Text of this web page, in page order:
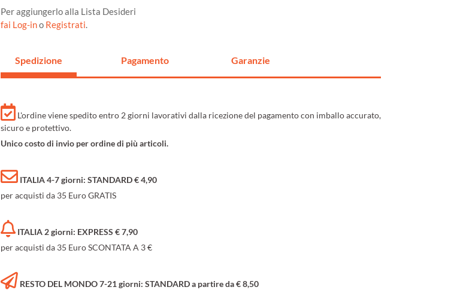
Per aggiungerlo alla Lista Desideri
fai Log-ino Registrati.
Spedizione Pagamento Garanzie
L'ordine viene spedito entro 2 giorni lavorativi dalla ricezione del pagamento con imballo accurato,
sicuro e protettivo.
Unico costo di invio per ordine di più articoli.
ITALIA 4-7 giorni: STANDARD € 4,90
per acquisti da 35 Euro GRATIS
ITALIA 2 giorni: EXPRESS € 7,90
per acquisti da 35 Euro SCONTATA A 3 €
RESTO DEL MONDO 7-21 giorni: STANDARD a partire da € 8,50